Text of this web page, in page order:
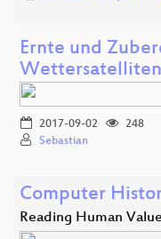
Ernte und
2017-09-02
248
Sebastian
Computer
Reading Human